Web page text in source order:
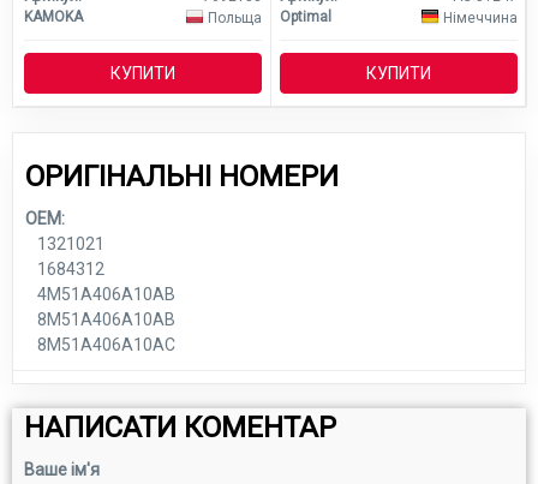
KAMOKA
Польща
КУПИТИ
Optimal
Німеччина
КУПИТИ
ОРИГІНАЛЬНІ НОМЕРИ
OEM:
1321021
1684312
4M51A406A10AB
8M51A406A10AB
8M51A406A10AC
НАПИСАТИ КОМЕНТАР
Ваше ім'я